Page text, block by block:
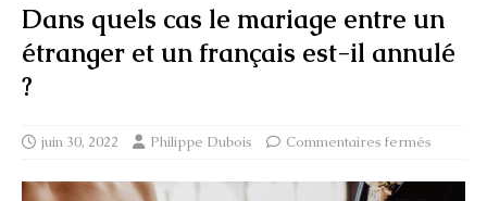
Dans quels cas le mariage entre un
étranger et un français est-il annulé
?
juin 30, 2022 Philippe Dubois Commentaires fermés